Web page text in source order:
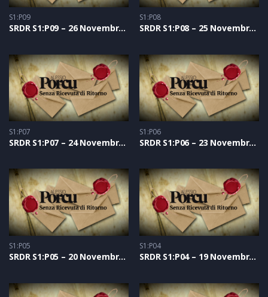
S1:P09
SRDR S1:P09 – 26 Novembre 2020
S1:P08
SRDR S1:P08 – 25 Novembre 2020
S1:P07
SRDR S1:P07 – 24 Novembre 2020
S1:P06
SRDR S1:P06 – 23 Novembre 2020
S1:P05
SRDR S1:P05 – 20 Novembre 2020
S1:P04
SRDR S1:P04 – 19 Novembre 2020